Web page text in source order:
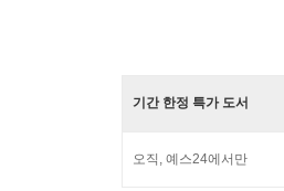
기간 한정 특가 도서
오직, 예스24에서만